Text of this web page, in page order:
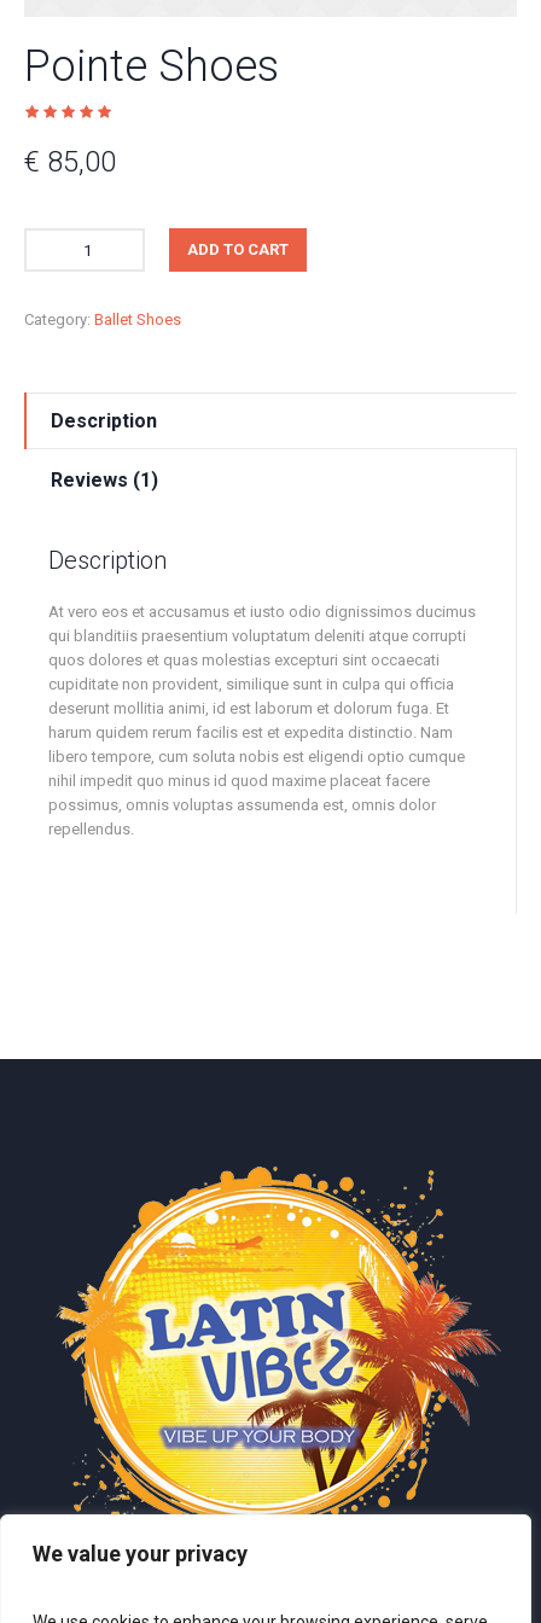
We value your privacy
Pointe Shoes
€ 85,00
ADD TO CART
Category: Ballet Shoes
Description
Reviews (1)
Description
At vero eos et accusamus et iusto odio dignissimos ducimus
qui blanditiis praesentium voluptatum deleniti atque corrupti
quos dolores et quas molestias excepturi sint occaecati
cupiditate non provident, similique sunt in culpa qui officia
deserunt mollitia animi, id est laborum et dolorum fuga. Et
harum quidem rerum facilis est et expedita distinctio. Nam
libero tempore, cum soluta nobis est eligendi optio cumque
nihil impedit quo minus id quod maxime placeat facere
possimus, omnis voluptas assumenda est, omnis dolor
repellendus.